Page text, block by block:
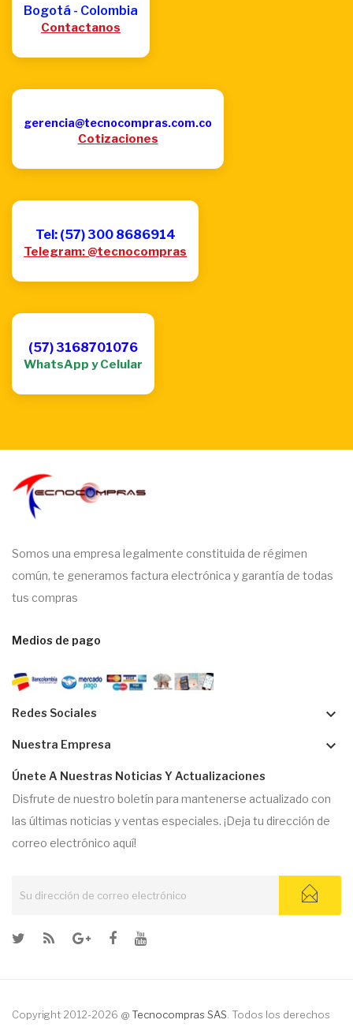
Bogotá - Colombia
Contactanos
gerencia@tecnocompras.com.co
Cotizaciones
Tel: (57) 300 8686914
Telegram: @tecnocompras
(57) 3168701076
WhatsApp y Celular
Somos una empresa legalmente constituida de régimen
común, te generamos factura electrónica y garantía de todas
tus compras
Medios de pago
Redes Sociales keyboard_arrow_down
Nuestra Empresa keyboard_arrow_down
Únete A Nuestras Noticias Y Actualizaciones
Disfrute de nuestro boletín para mantenerse actualizado con
las últimas noticias y ventas especiales. ¡Deja tu dirección de
correo electrónico aquí!
Copyright 2012-2026 @ Tecnocompras SAS . Todos los derechos